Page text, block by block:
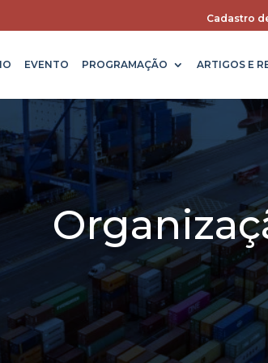
Cadastro
EVENTO PROGRAMAÇÃO ARTIGOS E